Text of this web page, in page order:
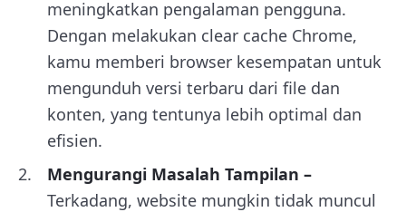
meningkatkan pengalaman pengguna.
Dengan melakukan clear cache Chrome,
kamu memberi browser kesempatan untuk
mengunduh versi terbaru dari file dan
konten, yang tentunya lebih optimal dan
efisien.
Mengurangi Masalah Tampilan –
Terkadang, website mungkin tidak muncul